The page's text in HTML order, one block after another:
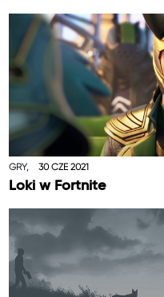
GRY, 30 CZE 2021
Loki w Fortnite